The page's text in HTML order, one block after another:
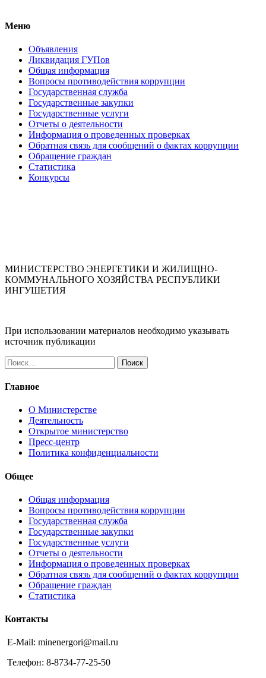
Меню
Объявления
Ликвидация ГУПов
Общая информация
Вопросы противодействия коррупции
Государственная служба
Государственные закупки
Государственные услуги
Отчеты о деятельности
Информация о проведенных проверках
Обратная связь для сообщений о фактах коррупции
Обращение граждан
Статистика
Конкурсы
МИНИСТЕРСТВО ЭНЕРГЕТИКИ И ЖИЛИЩНО-
КОММУНАЛЬНОГО ХОЗЯЙСТВА РЕСПУБЛИКИ
ИНГУШЕТИЯ
При использовании материалов необходимо указывать
источник публикации
Найти:
Главное
О Министерстве
Деятельность
Открытое министерство
Пресс-центр
Политика конфиденциальности
Общее
Общая информация
Вопросы противодействия коррупции
Государственная служба
Государственные закупки
Государственные услуги
Отчеты о деятельности
Информация о проведенных проверках
Обратная связь для сообщений о фактах коррупции
Обращение граждан
Статистика
Контакты
E-Mail: minenergori@mail.ru
Телефон: 8-8734-77-25-50